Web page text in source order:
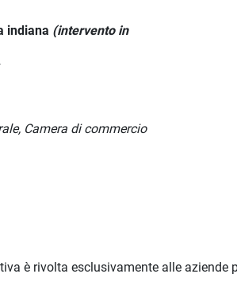
indiana (intervento in
Camera di commercio
è rivolta esclusivamente alle aziende